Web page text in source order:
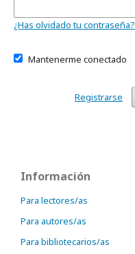
¿Has olvidado tu contraseña?
Mantenerme conectado
Registrarse
Información
Para lectores/as
Para autores/as
Para bibliotecarios/as